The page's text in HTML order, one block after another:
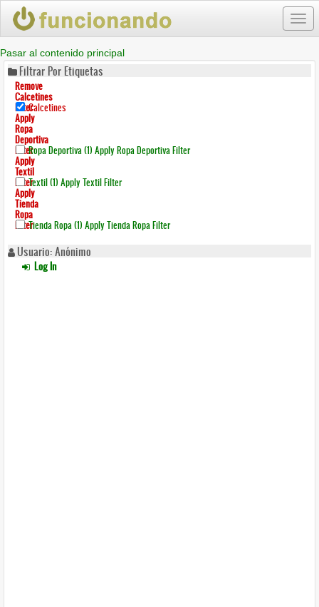
Pasar al contenido principal
Filtrar Por Etiquetas
Remove
Calcetines
FilterCalcetines
Apply
Ropa
Deportiva
FilterRopa Deportiva (1) Apply Ropa Deportiva Filter
Apply
Textil
FilterTextil (1) Apply Textil Filter
Apply
Tienda
Ropa
FilterTienda Ropa (1) Apply Tienda Ropa Filter
Usuario: Anónimo
Log In